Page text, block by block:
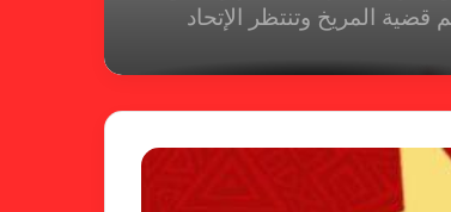
المريخ وتنتظر الإتحاد
والصعود